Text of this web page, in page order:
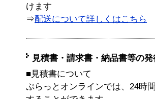
けます
⇒配送について詳しくはこちら
見積書・請求書・納品書等の
■見積書について
ぷらっとオンラインでは、24時